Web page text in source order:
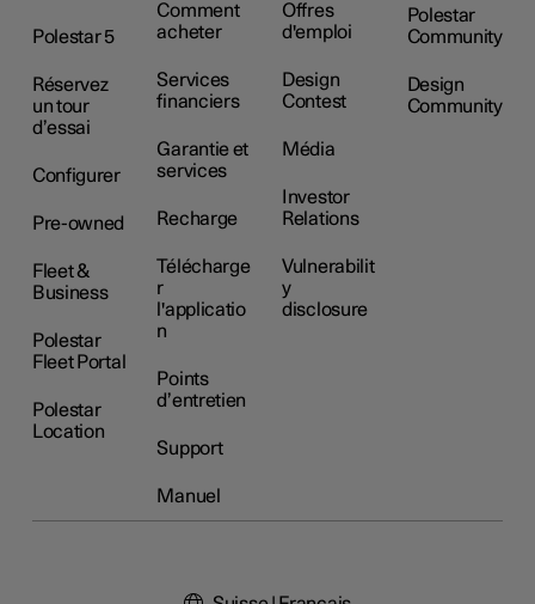
Polestar 5
Réservez
un tour
d’essai
Configurer
Pre-owned
Fleet &
Business
Polestar
Fleet Portal
Polestar
Location
Comment
acheter
Services
financiers
Garantie et
services
Recharge
Télécharge
r
l'applicatio
n
Points
d’entretien
Support
Manuel
Offres
d'emploi
Design
Contest
Média
Investor
Relations
Vulnerabilit
y
disclosure
Polestar
Community
Design
Community